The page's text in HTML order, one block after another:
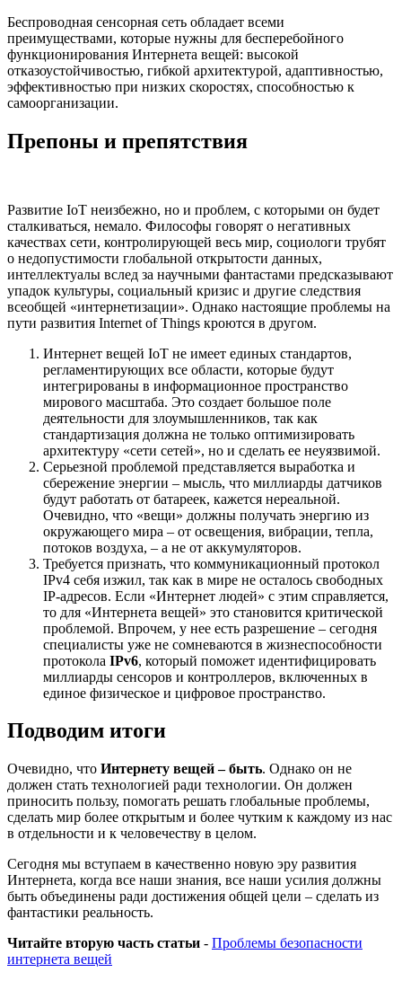
Беспроводная сенсорная сеть обладает всеми
преимуществами, которые нужны для бесперебойного
функционирования Интернета вещей: высокой
отказоустойчивостью, гибкой архитектурой, адаптивностью,
эффективностью при низких скоростях, способностью к
самоорганизации.
Препоны и препятствия
Развитие IoT неизбежно, но и проблем, с которыми он будет
сталкиваться, немало. Философы говорят о негативных
качествах сети, контролирующей весь мир, социологи трубят
о недопустимости глобальной открытости данных,
интеллектуалы вслед за научными фантастами предсказывают
упадок культуры, социальный кризис и другие следствия
всеобщей «интернетизации». Однако настоящие проблемы на
пути развития Internet of Things кроются в другом.
Интернет вещей IoT не имеет единых стандартов,
регламентирующих все области, которые будут
интегрированы в информационное пространство
мирового масштаба. Это создает большое поле
деятельности для злоумышленников, так как
стандартизация должна не только оптимизировать
архитектуру «сети сетей», но и сделать ее неуязвимой.
Серьезной проблемой представляется выработка и
сбережение энергии – мысль, что миллиарды датчиков
будут работать от батареек, кажется нереальной.
Очевидно, что «вещи» должны получать энергию из
окружающего мира – от освещения, вибрации, тепла,
потоков воздуха, – а не от аккумуляторов.
Требуется признать, что коммуникационный протокол
IPv4 себя изжил, так как в мире не осталось свободных
IP-адресов. Если «Интернет людей» с этим справляется,
то для «Интернета вещей» это становится критической
проблемой. Впрочем, у нее есть разрешение – сегодня
специалисты уже не сомневаются в жизнеспособности
протокола IPv6, который поможет идентифицировать
миллиарды сенсоров и контроллеров, включенных в
единое физическое и цифровое пространство.
Подводим итоги
Очевидно, что Интернету вещей – быть. Однако он не
должен стать технологией ради технологии. Он должен
приносить пользу, помогать решать глобальные проблемы,
сделать мир более открытым и более чутким к каждому из нас
в отдельности и к человечеству в целом.
Сегодня мы вступаем в качественно новую эру развития
Интернета, когда все наши знания, все наши усилия должны
быть объединены ради достижения общей цели – сделать из
фантастики реальность.
Читайте вторую часть статьи - Проблемы безопасности
интернета вещей